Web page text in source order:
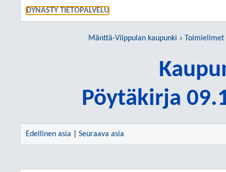
DYNASTY TIETOPALVELU
Mänttä-Vilppulan kaupunki Toimielimet
Pöytäkirja
Edellinen asia Seuraava asia